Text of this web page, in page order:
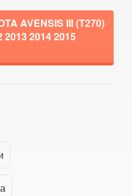
AVENSIS III (T270)
2013 2014 2015